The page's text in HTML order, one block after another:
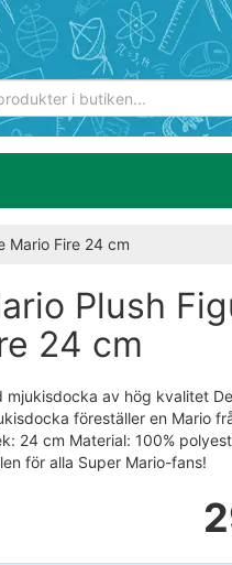
Mario Fire 24 cm
Plush
24 cm
mjukisdocka av hög kvalitet
föreställer en Mario
24 cm Material: 100%
för alla Super Mario-fans!